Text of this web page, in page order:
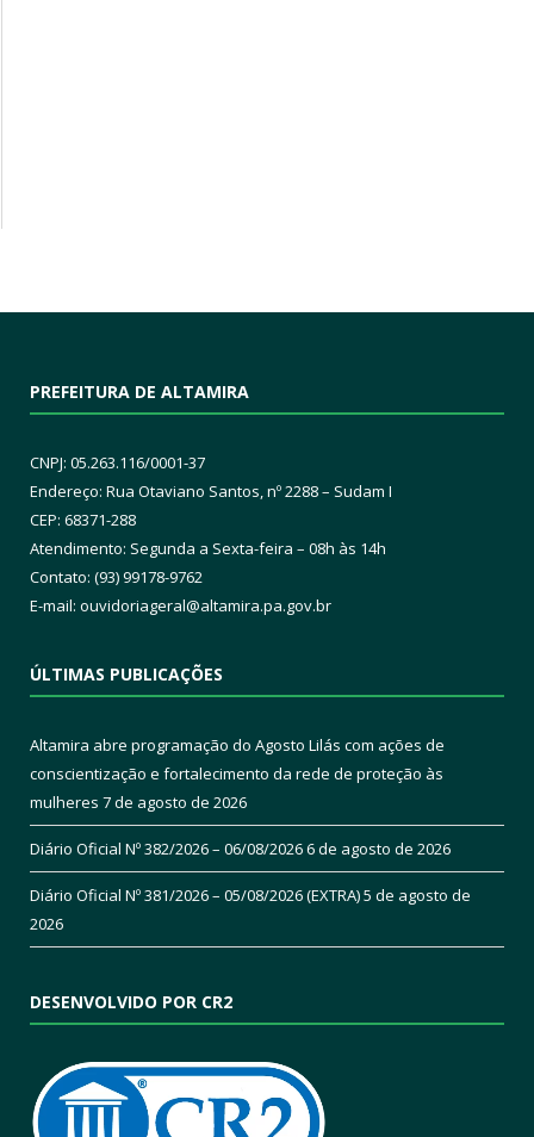
PREFEITURA DE ALTAMIRA
CNPJ: 05.263.116/0001-37
Endereço: Rua Otaviano Santos, nº 2288 – Sudam I
CEP: 68371-288
Atendimento: Segunda a Sexta-feira – 08h às 14h
Contato: (93) 99178-9762
E-mail: ouvidoriageral@altamira.pa.gov.br
ÚLTIMAS PUBLICAÇÕES
Altamira abre programação do Agosto Lilás com ações de
conscientização e fortalecimento da rede de proteção às
mulheres 7 de agosto de 2026
Diário Oficial Nº 382/2026 – 06/08/20266 de agosto de 2026
Diário Oficial Nº 381/2026 – 05/08/2026 (EXTRA)5 de agosto de
2026
DESENVOLVIDO POR CR2